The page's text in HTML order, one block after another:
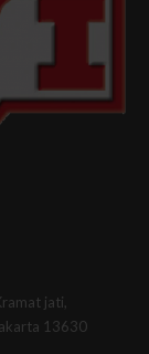
jati,
13630